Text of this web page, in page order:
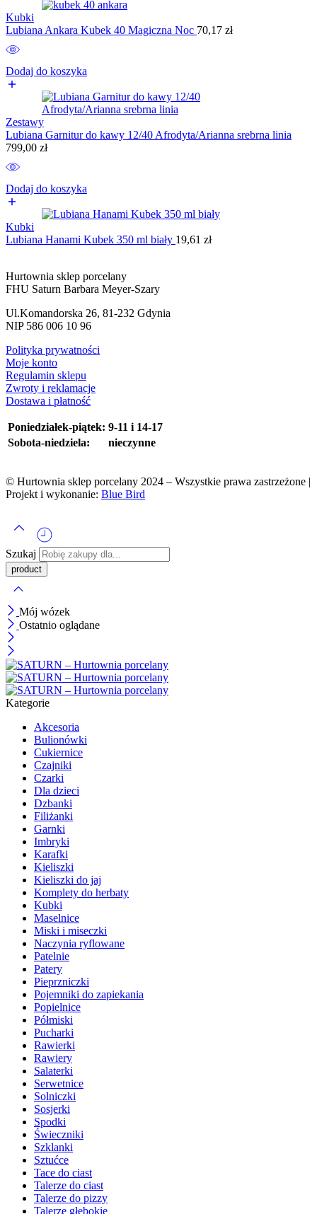
Kubki
Lubiana Ankara Kubek 40 Magiczna Noc 70,17 zł
Dodaj do koszyka
Zestawy
Lubiana Garnitur do kawy 12/40 Afrodyta/Arianna srebrna linia
799,00 zł
Dodaj do koszyka
Kubki
Lubiana Hanami Kubek 350 ml biały 19,61 zł
Hurtownia sklep porcelany
FHU Saturn Barbara Meyer-Szary
Ul.Komandorska 26, 81-232 Gdynia
NIP 586 006 10 96
Polityka prywatności
Moje konto
Regulamin sklepu
Zwroty i reklamacje
Dostawa i płatność
Poniedziałek-piątek: 9-11 i 14-17
Sobota-niedziela:
nieczynne
© Hurtownia sklep porcelany 2024 – Wszystkie prawa zastrzeżone |
Projekt i wykonanie: Blue Bird
Szukaj
Mój wózek
Ostatnio oglądane
Kategorie
Akcesoria
Bulionówki
Cukiernice
Czajniki
Czarki
Dla dzieci
Dzbanki
Filiżanki
Garnki
Imbryki
Karafki
Kieliszki
Kieliszki do jaj
Komplety do herbaty
Kubki
Maselnice
Miski i miseczki
Naczynia ryflowane
Patelnie
Patery
Pieprzniczki
Pojemniki do zapiekania
Popielnice
Półmiski
Pucharki
Rawierki
Rawiery
Salaterki
Serwetnice
Solniczki
Sosjerki
Spodki
Świeczniki
Szklanki
Sztućce
Tace do ciast
Talerze do ciast
Talerze do pizzy
Talerze głębokie